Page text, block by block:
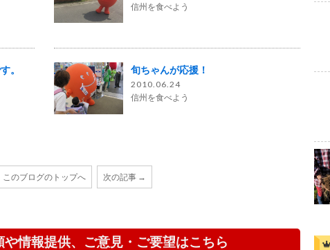
信州を食べよう
。 旬ちゃんが応援！
2010.06.24
信州を食べよう
このブログのトップへ 次の記事 →
情報提供、ご意見・ご要望はこちら